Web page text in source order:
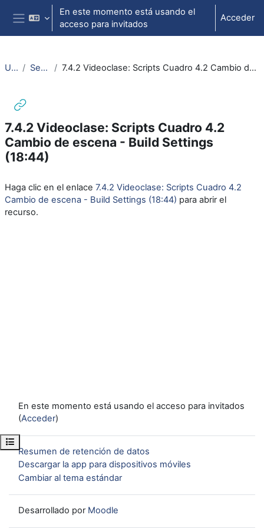
Salta al contenido principal
Panel lateral
En este momento está usando el
acceso para invitados
Acceder
Abrir índice del curso
Unity Sesión 4 7.4.2 Videoclase: Scripts Cuadro 4.2 Cambio de escena - Build Settings (18:44)
7.4.2 Videoclase: Scripts Cuadro 4.2
Cambio de escena - Build Settings
(18:44)
Haga clic en el enlace 7.4.2 Videoclase: Scripts Cuadro 4.2
Cambio de escena - Build Settings (18:44) para abrir el
recurso.
En este momento está usando el acceso para invitados
(Acceder)
Resumen de retención de datos
Descargar la app para dispositivos móviles
Cambiar al tema estándar
Desarrollado por Moodle